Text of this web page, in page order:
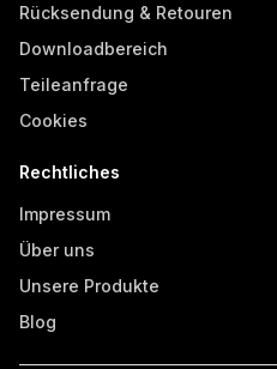
Rücksendung & Retouren
Downloadbereich
Teileanfrage
Cookies
Rechtliches
Impressum
Über uns
Unsere Produkte
Blog